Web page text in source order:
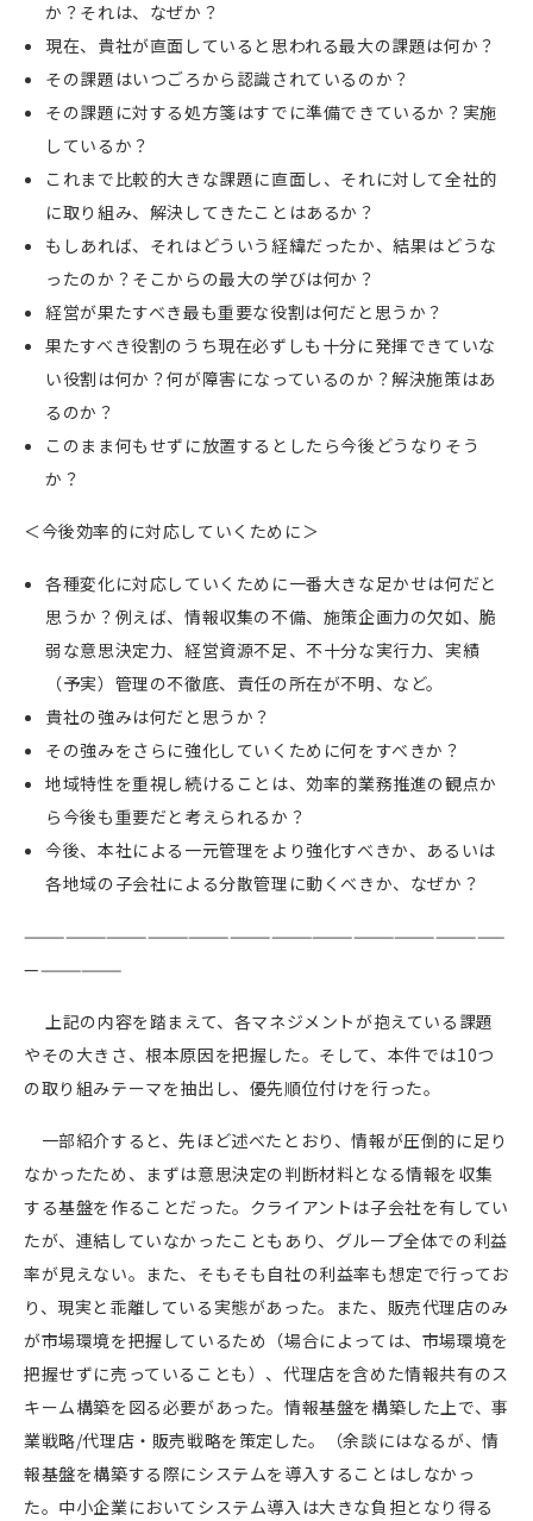
か？それは、なぜか？
現在、貴社が直面していると思われる最大の課題は何か？
その課題はいつごろから認識されているのか？
その課題に対する処方箋はすでに準備できているか？実施
しているか？
これまで比較的大きな課題に直面し、それに対して全社的
に取り組み、解決してきたことはあるか？
もしあれば、それはどういう経緯だったか、結果はどうな
ったのか？そこからの最大の学びは何か？
経営が果たすべき最も重要な役割は何だと思うか？
果たすべき役割のうち現在必ずしも十分に発揮できていな
い役割は何か？何が障害になっているのか？解決施策はあ
るのか？
このまま何もせずに放置するとしたら今後どうなりそう
か？
＜今後効率的に対応していくために＞
各種変化に対応していくために一番大きな足かせは何だと
思うか？例えば、情報収集の不備、施策企画力の欠如、脆
弱な意思決定力、経営資源不足、不十分な実行力、実績
（予実）管理の不徹底、責任の所在が不明、など。
貴社の強みは何だと思うか？
その強みをさらに強化していくために何をすべきか？
地域特性を重視し続けることは、効率的業務推進の観点か
ら今後も重要だと考えられるか？
今後、本社による一元管理をより強化すべきか、あるいは
各地域の子会社による分散管理に動くべきか、なぜか？
———————————————————————————————————
———————
上記の内容を踏まえて、各マネジメントが抱えている課題
やその大きさ、根本原因を把握した。そして、本件では10つ
の取り組みテーマを抽出し、優先順位付けを行った。
一部紹介すると、先ほど述べたとおり、情報が圧倒的に足り
なかったため、まずは意思決定の判断材料となる情報を収集
する基盤を作ることだった。クライアントは子会社を有してい
たが、連結していなかったこともあり、グループ全体での利益
率が見えない。また、そもそも自社の利益率も想定で行ってお
り、現実と乖離している実態があった。また、販売代理店のみ
が市場環境を把握しているため（場合によっては、市場環境を
把握せずに売っていることも）、代理店を含めた情報共有のス
キーム構築を図る必要があった。情報基盤を構築した上で、事
業戦略/代理店・販売戦略を策定した。（余談にはなるが、情
報基盤を構築する際にシステムを導入することはしなかっ
た。中小企業においてシステム導入は大きな負担となり得る